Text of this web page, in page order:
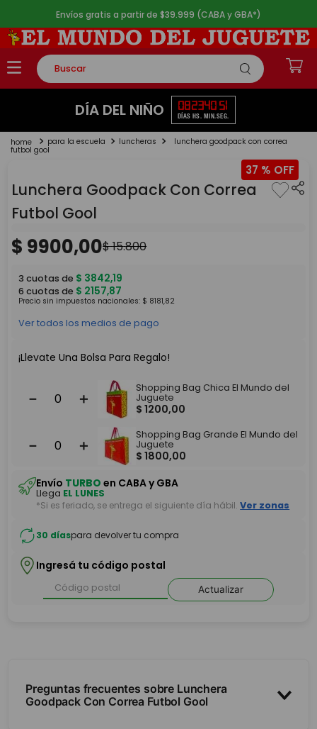
Envíos gratis a partir de $39.999 (CABA y GBA*)
Buscar
TÉRMINOS MÁS BUSCADOS
2.
lego
4.
monopatin
5 . toy story
DÍA DEL NIÑO 08
DÍAS
23
HS.
40
MIN.
51
SEG.
para la escuela luncheras lunchera goodpack con correa
futbol gool
37 %
Lunchera Goodpack Con Correa
Futbol Gool
$ 9900,00$15.800
3 cuotas de $ 3842,19
6 cuotas de $ 2157,87
Precio sin impuestos nacionales: $ 8181,82
Ver todos los medios de pago
¡Llevate Una Bolsa Para Regalo!
＋
－
Shopping Bag Chica El Mundo del
Juguete
$ 1200,00
＋
－
Shopping Bag Grande El Mundo del
Juguete
$ 1800,00
Envío TURBO en CABA y GBA
Llega EL LUNES
*Si es feriado, se entrega el siguiente día hábil. Ver zonas
30 díaspara devolver tu compra
Ingresá tu código postal
Actualizar
Preguntas frecuentes sobre Lunchera
Goodpack Con Correa Futbol Gool